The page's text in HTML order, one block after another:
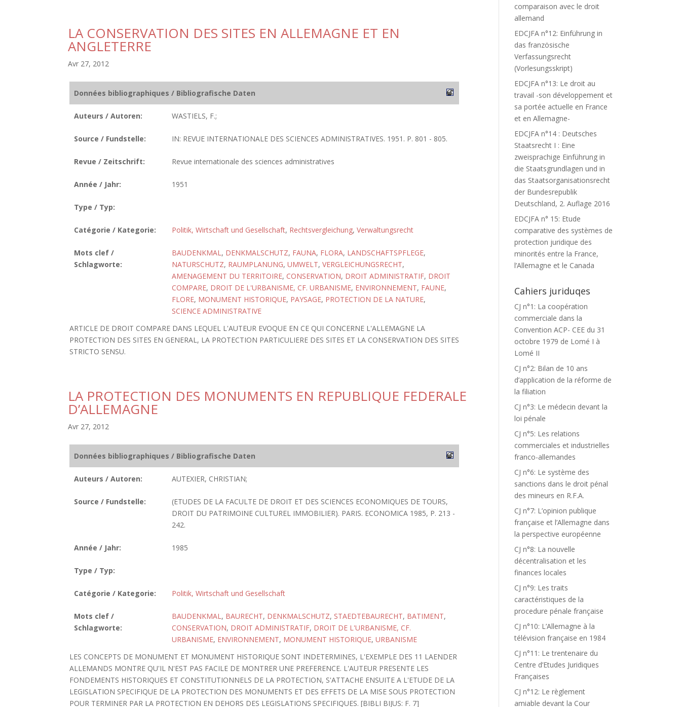
LA CONSERVATION DES SITES EN ALLEMAGNE ET EN
ANGLETERRE
Avr 27, 2012
Données bibliographiques / Bibliografische Daten
Auteurs / Autoren: WASTIELS, F.;
Source / Fundstelle: IN: REVUE INTERNATIONALE DES SCIENCES ADMINISTRATIVES. 1951. P. 801 - 805.
Revue / Zeitschrift: Revue internationale des sciences administratives
Année / Jahr: 1951
Type / Typ:
Catégorie / Kategorie: Politik, Wirtschaft und Gesellschaft, Rechtsvergleichung, Verwaltungsrecht
Mots clef /
Schlagworte:
BAUDENKMAL, DENKMALSCHUTZ, FAUNA, FLORA, LANDSCHAFTSPFLEGE,
NATURSCHUTZ, RAUMPLANUNG, UMWELT, VERGLEICHUNGSRECHT,
AMENAGEMENT DU TERRITOIRE, CONSERVATION, DROIT ADMINISTRATIF, DROIT
COMPARE, DROIT DE L'URBANISME, CF. URBANISME, ENVIRONNEMENT, FAUNE,
FLORE, MONUMENT HISTORIQUE, PAYSAGE, PROTECTION DE LA NATURE,
SCIENCE ADMINISTRATIVE
ARTICLE DE DROIT COMPARE DANS LEQUEL L'AUTEUR EVOQUE EN CE QUI CONCERNE L'ALLEMAGNE LA
PROTECTION DES SITES EN GENERAL, LA PROTECTION PARTICULIERE DES SITES ET LA CONSERVATION DES SITES
STRICTO SENSU.
LA PROTECTION DES MONUMENTS EN REPUBLIQUE FEDERALE
D’ALLEMAGNE
Avr 27, 2012
Données bibliographiques / Bibliografische Daten
Auteurs / Autoren: AUTEXIER, CHRISTIAN;
Source / Fundstelle:
(ETUDES DE LA FACULTE DE DROIT ET DES SCIENCES ECONOMIQUES DE TOURS,
DROIT DU PATRIMOINE CULTUREL IMMOBILIER). PARIS. ECONOMICA 1985, P. 213 -
242.
Année / Jahr: 1985
Type / Typ:
Catégorie / Kategorie: Politik, Wirtschaft und Gesellschaft
Mots clef /
Schlagworte:
BAUDENKMAL, BAURECHT, DENKMALSCHUTZ, STAEDTEBAURECHT, BATIMENT,
CONSERVATION, DROIT ADMINISTRATIF, DROIT DE L'URBANISME, CF.
URBANISME, ENVIRONNEMENT, MONUMENT HISTORIQUE, URBANISME
LES CONCEPTS DE MONUMENT ET MONUMENT HISTORIQUE SONT INDETERMINES, L'EXEMPLE DES 11 LAENDER
ALLEMANDS MONTRE QU'IL N'EST PAS FACILE DE MONTRER UNE PREFERENCE. L'AUTEUR PRESENTE LES
FONDEMENTS HISTORIQUES ET CONSTITUTIONNELS DE LA PROTECTION, S'ATTACHE ENSUITE A L'ETUDE DE LA
LEGISLATION SPECIFIQUE DE LA PROTECTION DES MONUMENTS ET DES EFFETS DE LA MISE SOUS PROTECTION
POUR TERMINER PAR LA PROTECTION EN DEHORS DES LEGISLATIONS SPECIFIQUES. [BIBLI BIJUS: F. 7]
comparaison avec le droit
allemand
EDCJFA n°12: Einführung in
das französische
Verfassungsrecht
(Vorlesungsskript)
EDCJFA n°13: Le droit au
travail -son développement et
sa portée actuelle en France
et en Allemagne-
EDCJFA n°14 : Deutsches
Staatsrecht I : Eine
zweisprachige Einführung in
die Staatsgrundlagen und in
das Staatsorganisationsrecht
der Bundesrepublik
Deutschland, 2. Auflage 2016
EDCJFA n° 15: Etude
comparative des systèmes de
protection juridique des
minorités entre la France,
l’Allemagne et le Canada
Cahiers juriduqes
CJ n°1: La coopération
commerciale dans la
Convention ACP- CEE du 31
octobre 1979 de Lomé I à
Lomé II
CJ n°2: Bilan de 10 ans
d’application de la réforme de
la filiation
CJ n°3: Le médecin devant la
loi pénale
CJ n°5: Les relations
commerciales et industrielles
franco-allemandes
CJ n°6: Le système des
sanctions dans le droit pénal
des mineurs en R.F.A.
CJ n°7: L’opinion publique
française et l’Allemagne dans
la perspective européenne
CJ n°8: La nouvelle
décentralisation et les
finances locales
CJ n°9: Les traits
caractéristiques de la
procedure pénale française
CJ n°10: L’Allemagne à la
télévision française en 1984
CJ n°11: Le trentenaire du
Centre d’Etudes Juridiques
Françaises
CJ n°12: Le règlement
amiable devant la Cour